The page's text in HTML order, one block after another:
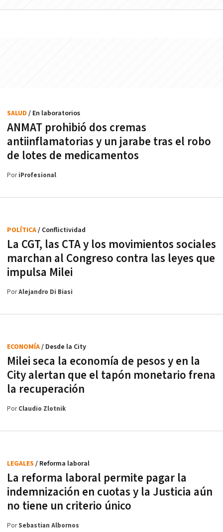
ANMAT prohibió dos cremas
antiinflamatorias y un jarabe tras el robo
de lotes de medicamentos
SALUD / En laboratorios
PoriProfesional
La CGT, las CTA y los movimientos sociales
marchan al Congreso contra las leyes que
impulsa Milei
POLÍTICA/ Conflictividad
PorAlejandro Di Biasi
Milei seca la economía de pesos y en la
City alertan que el tapón monetario frena
la recuperación
ECONOMÍA/ Desde la City
PorClaudio Zlotnik
La reforma laboral permite pagar la
indemnización en cuotas y la Justicia aún
no tiene un criterio único
LEGALES / Reforma laboral
PorSebastian Albornos